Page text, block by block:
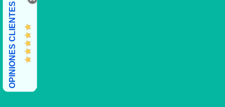
OPINIONES CLIENTES